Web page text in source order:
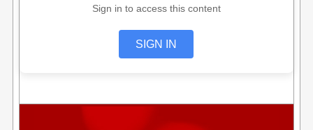
Sign in to access this content
SIGN IN